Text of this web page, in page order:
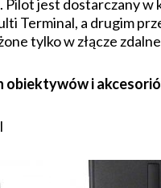
jest dostarczany w
Terminal, a drugim
tylko w złącze
i